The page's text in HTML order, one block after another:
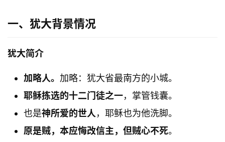
一、犹大背景情况
犹大简介
加略人。 加略：犹大省最南方的小城。
耶稣拣选的十二门徒之一，掌管钱囊。
也是神所爱的世人，耶稣也为他洗脚。
原是贼，本应悔改信主，但贼心不死。